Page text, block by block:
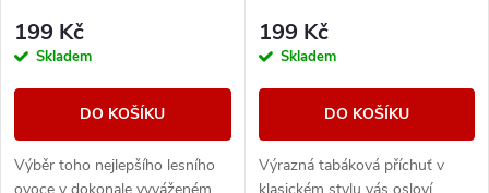
199 Kč
Skladem
DO KOŠÍKU
Výběr toho nejlepšího lesního
199 Kč
Skladem
DO KOŠÍKU
Výrazná tabáková příchuť v